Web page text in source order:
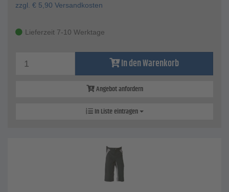
zzgl. € 5,90 Versandkosten
Lieferzeit 7-10 Werktage
In den Warenkorb
Angebot anfordern
In Liste eintragen